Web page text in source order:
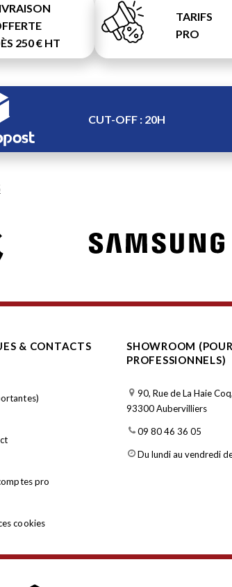
250 € HT
TARIFS
PRO
CUT-OFF : 20H
& CONTACTS
pro
cookies
SHOWROOM
PROFESSIONNELS)
90, Rue de La Haie
93300 Aubervilliers
09 80 46 36 05
Du lundi au vendredi